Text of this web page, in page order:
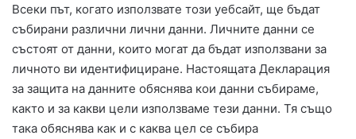
Всеки път, когато използвате този уебсайт, ще бъдат
събирани различни лични данни. Личните данни се
състоят от данни, които могат да бъдат използвани за
личното ви идентифициране. Настоящата Декларация
за защита на данните обяснява кои данни събираме,
както и за какви цели използваме тези данни. Тя също
така обяснява как и с каква цел се събира